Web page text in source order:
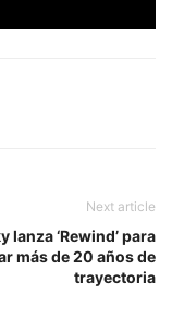
Next article
lanza ‘Rewind’ para
más de 20 años de
trayectoria